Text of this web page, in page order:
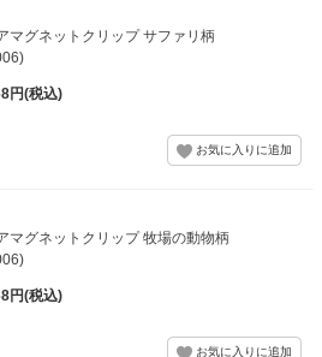
マグネットクリップ サファリ柄
円(税込)
マグネットクリップ 牧場の動物柄
円(税込)